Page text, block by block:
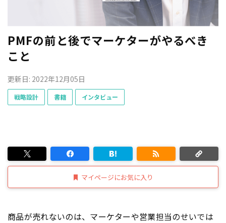
PMFの前と後でマーケターがやるべき
こと
更新日: 2022年12月05日
戦略設計 書籍 インタビュー
マイページにお気に入り
商品が売れないのは、マーケターや営業担当のせいでは